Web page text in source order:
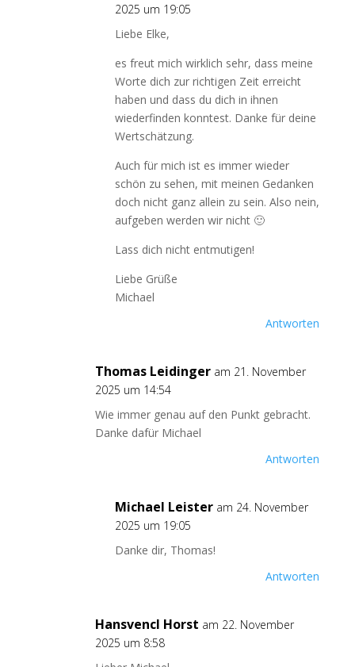
2025 um 19:05
Liebe Elke,
es freut mich wirklich sehr, dass meine
Worte dich zur richtigen Zeit erreicht
haben und dass du dich in ihnen
wiederfinden konntest. Danke für deine
Wertschätzung.
Auch für mich ist es immer wieder
schön zu sehen, mit meinen Gedanken
doch nicht ganz allein zu sein. Also nein,
aufgeben werden wir nicht 🙂
Lass dich nicht entmutigen!
Liebe Grüße
Michael
Antworten
Thomas Leidinger am 21. November
2025 um 14:54
Wie immer genau auf den Punkt gebracht.
Danke dafür Michael
Antworten
Michael Leister am 24. November
2025 um 19:05
Danke dir, Thomas!
Antworten
Hansvencl Horst am 22. November
2025 um 8:58